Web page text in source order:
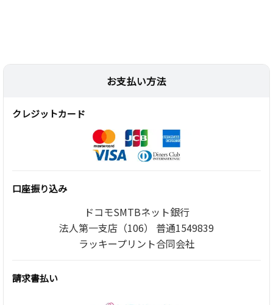
お支払い方法
クレジットカード
口座振り込み
ドコモSMTBネット銀行
法人第一支店（106） 普通1549839
ラッキープリント合同会社
請求書払い